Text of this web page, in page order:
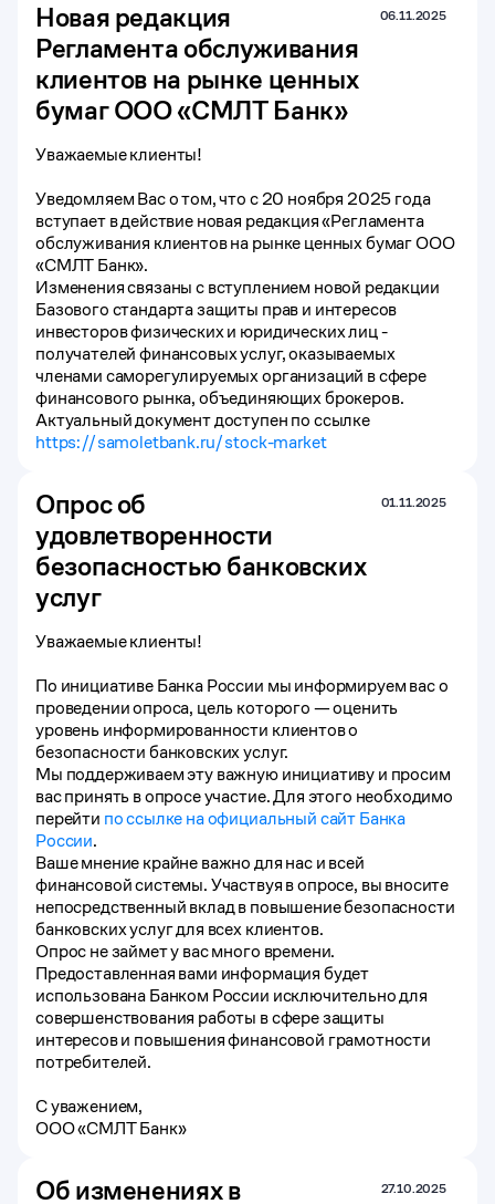
Новая редакция
Регламента обслуживания
клиентов на рынке ценных
бумаг ООО «СМЛТ Банк»
06.11.2025
Уважаемые клиенты!
Уведомляем Вас о том, что c 20 ноября 2025 года
вступает в действие новая редакция «Регламента
обслуживания клиентов на рынке ценных бумаг ООО
«СМЛТ Банк».
Изменения связаны с вступлением новой редакции
Базового стандарта защиты прав и интересов
инвесторов физических и юридических лиц -
получателей финансовых услуг, оказываемых
членами саморегулируемых организаций в сфере
финансового рынка, объединяющих брокеров.
Актуальный документ доступен по ссылке
https://samoletbank.ru/stock-market
Опрос об
удовлетворенности
безопасностью банковских
услуг
01.11.2025
Уважаемые клиенты!
По инициативе Банка России мы информируем вас о
проведении опроса, цель которого — оценить
уровень информированности клиентов о
безопасности банковских услуг.
Мы поддерживаем эту важную инициативу и просим
вас принять в опросе участие. Для этого необходимо
перейти по ссылке на официальный сайт Банка
России.
Ваше мнение крайне важно для нас и всей
финансовой системы. Участвуя в опросе, вы вносите
непосредственный вклад в повышение безопасности
банковских услуг для всех клиентов.
Опрос не займет у вас много времени.
Предоставленная вами информация будет
использована Банком России исключительно для
совершенствования работы в сфере защиты
интересов и повышения финансовой грамотности
потребителей.
С уважением,
ООО «СМЛТ Банк»
Об изменениях в 27.10.2025